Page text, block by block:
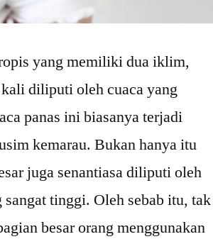
yang memiliki dua iklim,
diliputi oleh cuaca yang
panas ini biasanya terjadi
kemarau. Bukan hanya itu
juga senantiasa diliputi oleh
sangat tinggi. Oleh sebab itu, tak
besar orang menggunakan